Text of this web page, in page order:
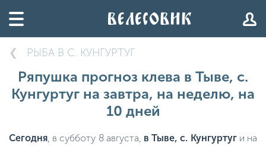
РЫБА В С. КУНГУРТУГ
Ряпушка прогноз клева в Тыве, с.
Кунгуртуг на завтра, на неделю, на
10 дней
Сегодня, в субботу 8 августа, в Тыве, с. Кунгуртуги на